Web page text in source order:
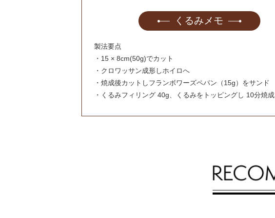
くるみメモ
製法要点
・15 × 8cm(50g)でカット
・クロワッサン成形しホイロへ
・焼成後カットしフランボワーズペパン（15g）をサンド
・くるみフィリング 40g、くるみをトッピングし 10分焼成